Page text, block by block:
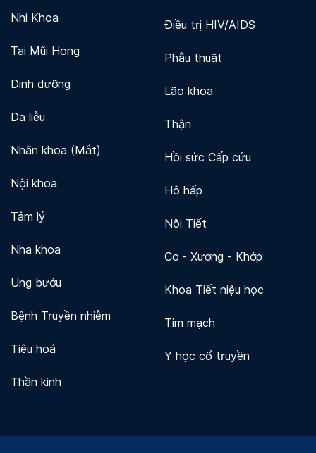
Nhi Khoa
Tai Mũi Họng
Dinh dưỡng
Da liễu
Nhãn khoa (Mắt)
Nội khoa
Tâm lý
Nha khoa
Ung bướu
Bệnh Truyền nhiễm
Tiêu hoá
Thần kinh
Điều trị HIV/AIDS
Phẫu thuật
Lão khoa
Thận
Hồi sức Cấp cứu
Hô hấp
Nội Tiết
Cơ - Xương - Khớp
Khoa Tiết niệu học
Tim mạch
Y học cổ truyền